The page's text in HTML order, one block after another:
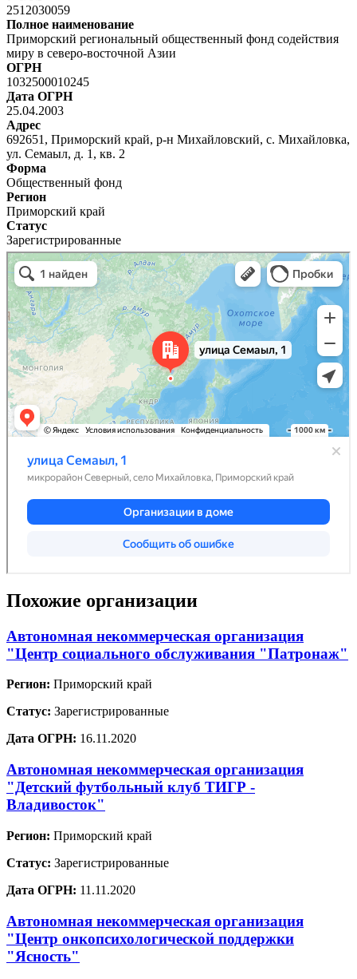
2512030059
Полное наименование
Приморский региональный общественный фонд содействия
миру в северо-восточной Азии
ОГРН
1032500010245
Дата ОГРН
25.04.2003
Адрес
692651, Приморский край, р-н Михайловский, с. Михайловка,
ул. Семаыл, д. 1, кв. 2
Форма
Общественный фонд
Регион
Приморский край
Статус
Зарегистрированные
Похожие организации
Автономная некоммерческая организация
"Центр социального обслуживания "Патронаж"
Регион: Приморский край
Статус: Зарегистрированные
Дата ОГРН: 16.11.2020
Автономная некоммерческая организация
"Детский футбольный клуб ТИГР -
Владивосток"
Регион: Приморский край
Статус: Зарегистрированные
Дата ОГРН: 11.11.2020
Автономная некоммерческая организация
"Центр онкопсихологической поддержки
"Ясность"